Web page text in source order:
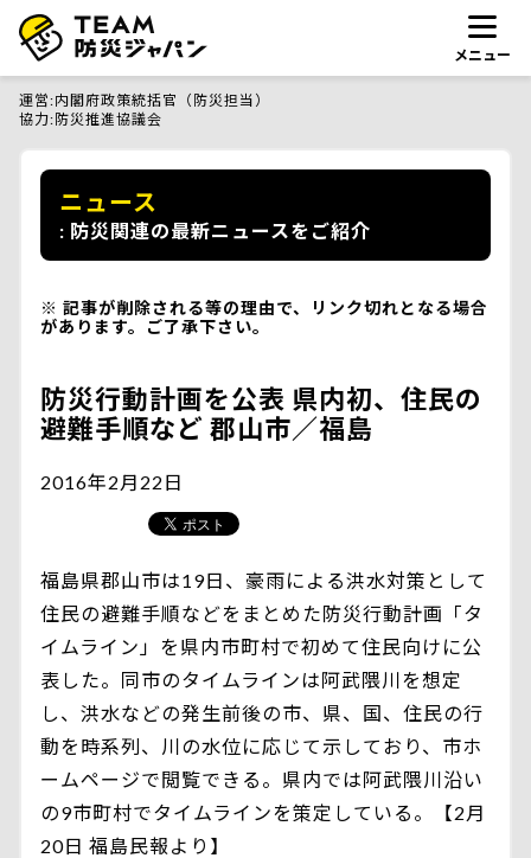
メニュー
運営 内閣府政策統括官（防災担当）
協力 防災推進協議会
ニュース
防災関連の最新ニュースをご紹介
記事が削除される等の理由で、リンク切れとなる場合
があります。ご了承下さい。
防災行動計画を公表 県内初、住民の
避難手順など 郡山市／福島
2016年2月22日
福島県郡山市は19日、豪雨による洪水対策として
住民の避難手順などをまとめた防災行動計画「タ
イムライン」を県内市町村で初めて住民向けに公
表した。同市のタイムラインは阿武隈川を想定
し、洪水などの発生前後の市、県、国、住民の行
動を時系列、川の水位に応じて示しており、市ホ
ームページで閲覧できる。県内では阿武隈川沿い
の9市町村でタイムラインを策定している。【2月
20日 福島民報より】